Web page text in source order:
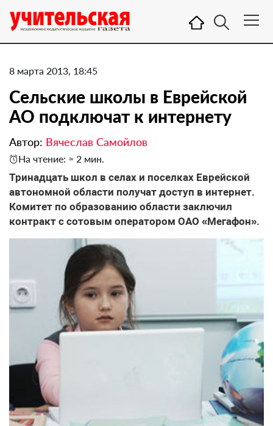
8 марта 2013, 18:45
Сельские школы в Еврейской
АО подключат к интернету
Автор: Вячеслав Самойлов
На чтение: ≈ 2 мин.
Тринадцать школ в селах и поселках Еврейской
автономной области получат доступ в интернет.
Комитет по образованию области заключил
контракт с сотовым оператором ОАО «Мегафон».